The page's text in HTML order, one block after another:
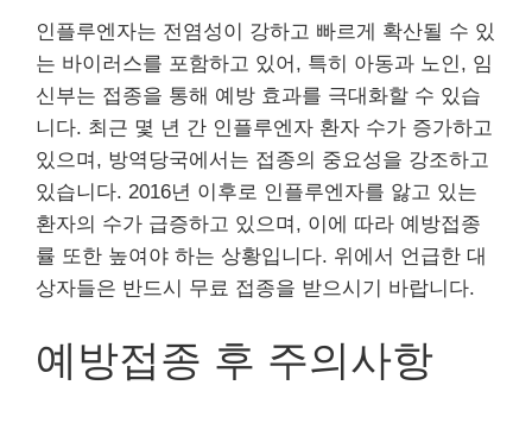
인플루엔자는 전염성이 강하고 빠르게 확산될 수 있
는 바이러스를 포함하고 있어, 특히 아동과 노인, 임
신부는 접종을 통해 예방 효과를 극대화할 수 있습
니다. 최근 몇 년 간 인플루엔자 환자 수가 증가하고
있으며, 방역당국에서는 접종의 중요성을 강조하고
있습니다. 2016년 이후로 인플루엔자를 앓고 있는
환자의 수가 급증하고 있으며, 이에 따라 예방접종
률 또한 높여야 하는 상황입니다. 위에서 언급한 대
상자들은 반드시 무료 접종을 받으시기 바랍니다.
예방접종 후 주의사항